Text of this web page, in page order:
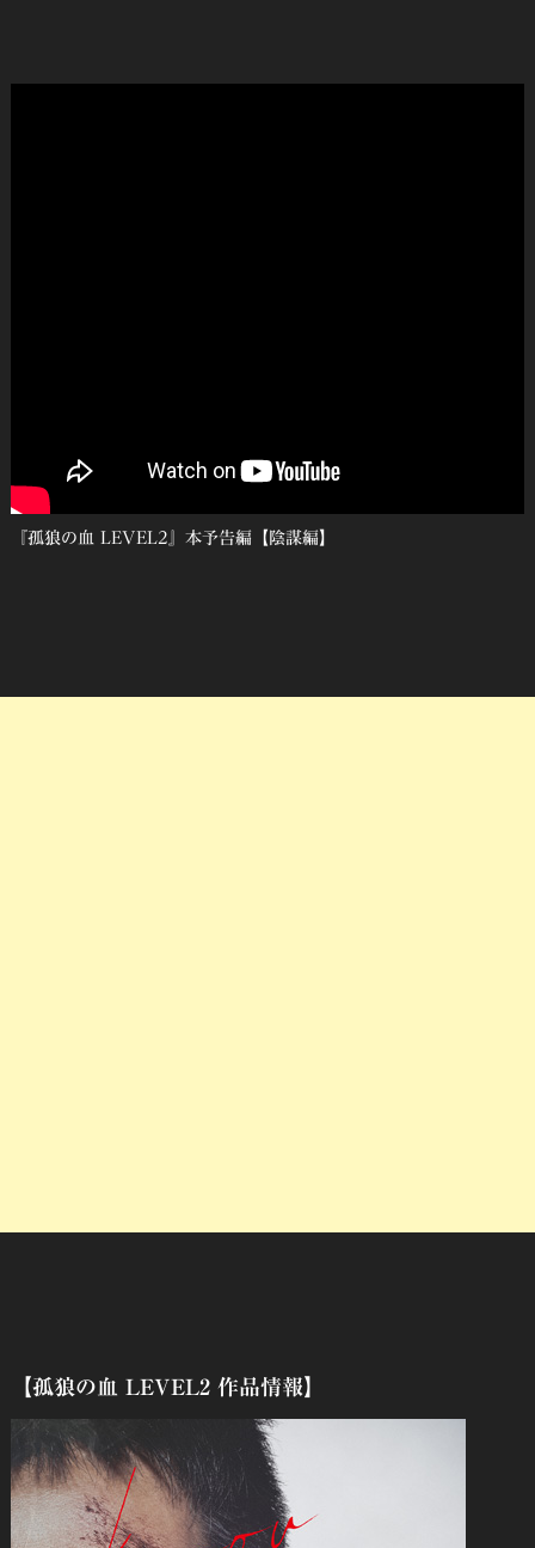
『孤狼の血 LEVEL2』本予告編【陰謀編】
【孤狼の血 LEVEL2 作品情報】